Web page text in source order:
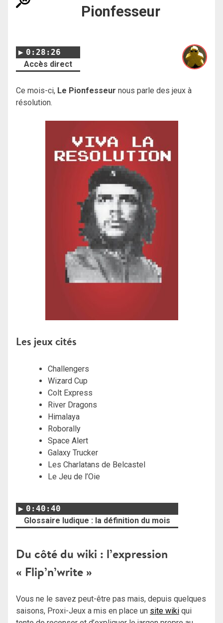
Pionfesseur
0:28:26
Accès direct
Ce mois-ci, Le Pionfesseur nous parle des jeux à
résolution.
Les jeux cités
Challengers
Wizard Cup
Colt Express
River Dragons
Himalaya
Roborally
Space Alert
Galaxy Trucker
Les Charlatans de Belcastel
Le Jeu de l’Oie
0:40:40
Glossaire ludique : la définition du mois
Du côté du wiki : l’expression
« Flip’n’write »
Vous ne le savez peut-être pas mais, depuis quelques
saisons, Proxi-Jeux a mis en place un site wiki qui